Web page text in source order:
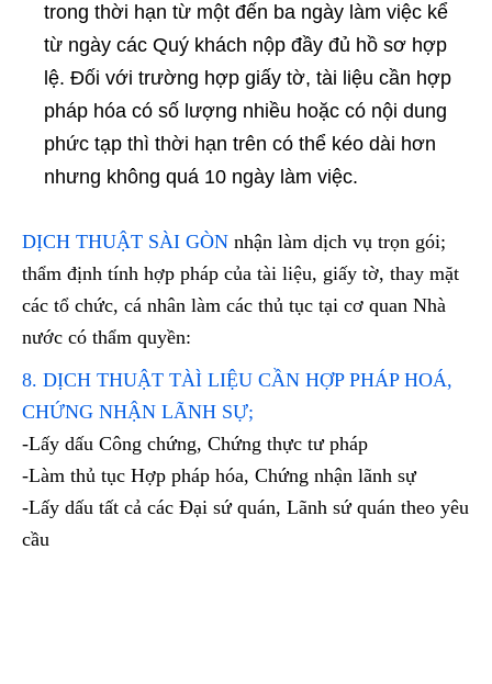
trong thời hạn từ một đến ba ngày làm việc kể
từ ngày các Quý khách nộp đầy đủ hồ sơ hợp
lệ. Đối với trường hợp giấy tờ, tài liệu cần hợp
pháp hóa có số lượng nhiều hoặc có nội dung
phức tạp thì thời hạn trên có thể kéo dài hơn
nhưng không quá 10 ngày làm việc.
DỊCH THUẬT SÀI GÒN nhận làm dịch vụ trọn gói;
thẩm định tính hợp pháp của tài liệu, giấy tờ, thay mặt
các tổ chức, cá nhân làm các thủ tục tại cơ quan Nhà
nước có thẩm quyền:
8. DỊCH THUẬT TÀÌ LIỆU CẦN HỢP PHÁP HOÁ,
CHỨNG NHẬN LÃNH SỰ;
-Lấy dấu Công chứng, Chứng thực tư pháp
-Làm thủ tục Hợp pháp hóa, Chứng nhận lãnh sự
-Lấy dấu tất cả các Đại sứ quán, Lãnh sứ quán theo yêu
cầu